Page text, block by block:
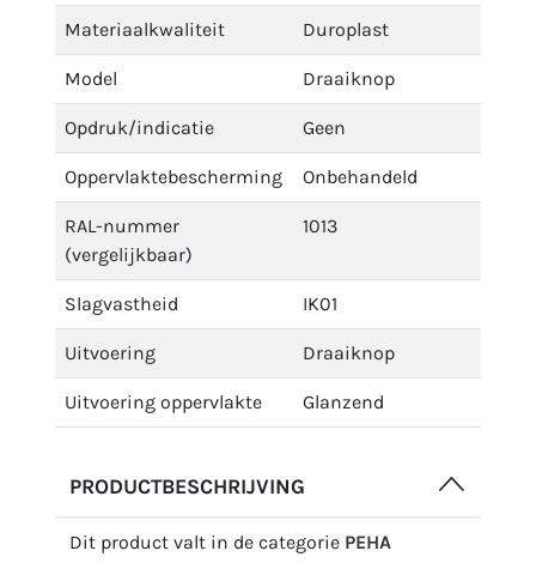
Materiaalkwaliteit Duroplast
Model Draaiknop
Opdruk/indicatie Geen
Oppervlaktebescherming Onbehandeld
RAL-nummer
(vergelijkbaar)
1013
Slagvastheid IK01
Uitvoering Draaiknop
Uitvoering oppervlakte Glanzend
PRODUCTBESCHRIJVING
Dit product valt in de categorie PEHA